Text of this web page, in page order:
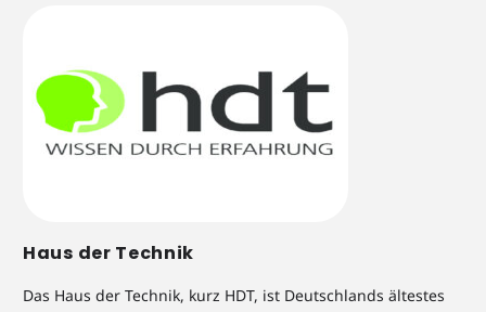
Haus der Technik
Das Haus der Technik, kurz HDT, ist Deutschlands ältestes